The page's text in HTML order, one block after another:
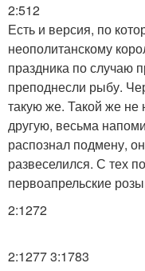
2:512
Есть и версия, по
неополитанскому
праздника по случаю
преподнесли рыбу.
такую же. Такой же не
другую, весьма
распознал подмену,
развеселился. С тех
первоапрельские
2:1272
2:1277 3:1783